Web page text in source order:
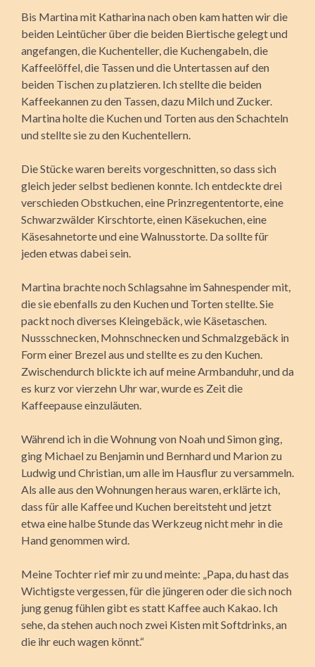
Bis Martina mit Katharina nach oben kam hatten wir die
beiden Leintücher über die beiden Biertische gelegt und
angefangen, die Kuchenteller, die Kuchengabeln, die
Kaffeelöffel, die Tassen und die Untertassen auf den
beiden Tischen zu platzieren. Ich stellte die beiden
Kaffeekannen zu den Tassen, dazu Milch und Zucker.
Martina holte die Kuchen und Torten aus den Schachteln
und stellte sie zu den Kuchentellern.
Die Stücke waren bereits vorgeschnitten, so dass sich
gleich jeder selbst bedienen konnte. Ich entdeckte drei
verschieden Obstkuchen, eine Prinzregententorte, eine
Schwarzwälder Kirschtorte, einen Käsekuchen, eine
Käsesahnetorte und eine Walnusstorte. Da sollte für
jeden etwas dabei sein.
Martina brachte noch Schlagsahne im Sahnespender mit,
die sie ebenfalls zu den Kuchen und Torten stellte. Sie
packt noch diverses Kleingebäck, wie Käsetaschen.
Nussschnecken, Mohnschnecken und Schmalzgebäck in
Form einer Brezel aus und stellte es zu den Kuchen.
Zwischendurch blickte ich auf meine Armbanduhr, und da
es kurz vor vierzehn Uhr war, wurde es Zeit die
Kaffeepause einzuläuten.
Während ich in die Wohnung von Noah und Simon ging,
ging Michael zu Benjamin und Bernhard und Marion zu
Ludwig und Christian, um alle im Hausflur zu versammeln.
Als alle aus den Wohnungen heraus waren, erklärte ich,
dass für alle Kaffee und Kuchen bereitsteht und jetzt
etwa eine halbe Stunde das Werkzeug nicht mehr in die
Hand genommen wird.
Meine Tochter rief mir zu und meinte: „Papa, du hast das
Wichtigste vergessen, für die jüngeren oder die sich noch
jung genug fühlen gibt es statt Kaffee auch Kakao. Ich
sehe, da stehen auch noch zwei Kisten mit Softdrinks, an
die ihr euch wagen könnt.“